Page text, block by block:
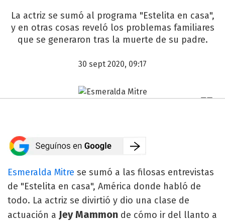
La actriz se sumó al programa "Estelita en casa",
y en otras cosas reveló los problemas familiares
que se generaron tras la muerte de su padre.
30 sept 2020, 09:17
Esmeralda Mitre se sumó a las filosas entrevistas
de "Estelita en casa", América donde habló de
todo. La actriz se divirtió y dio una clase de
actuación a Jey Mammon de cómo ir del llanto a